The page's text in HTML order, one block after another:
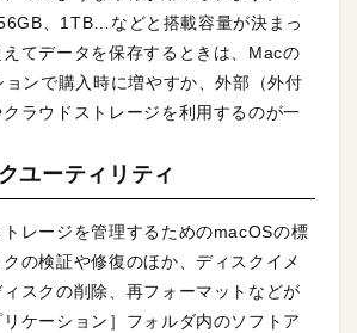
、1TB…などと搭載容量が決まっ
てデータを保存するときは、Macの
ンで購入時に増やすか、外部（外付
ラウドストレージを利用するのが一
ユーティリティ
レージを管理するためのmacOSの標
の検証や修復のほか、ディスクイメ
スクの削除、再フォーマットなどが
ケーション］フォルダ内のソフトア